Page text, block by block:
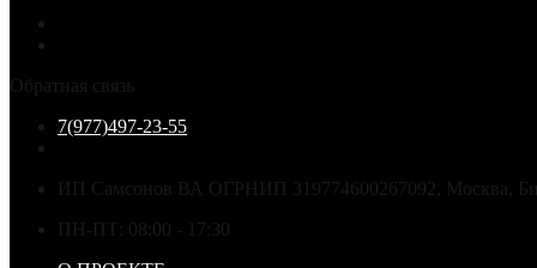
Обратная связь
7(977)497-23-55
ИП Самсонов ВА ОГРНИП 319774600267092, Москва,
ПН-ПТ: 08:00 - 17:30